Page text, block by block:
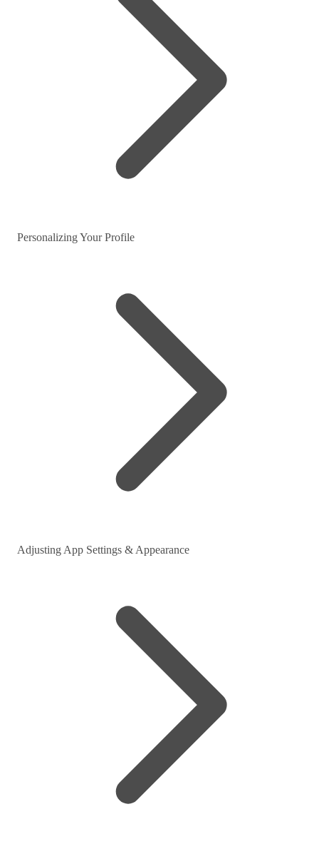
Personalizing Your Profile
Adjusting App Settings & Appearance